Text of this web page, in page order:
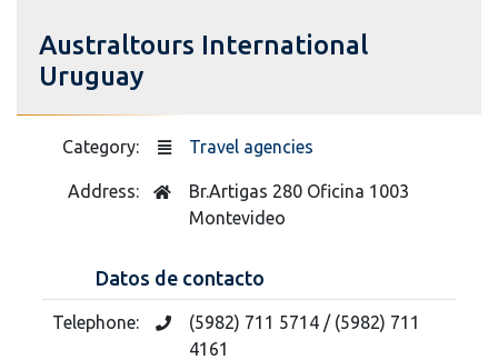
Australtours International
Uruguay
Category: Travel agencies
Address:
Br.Artigas 280 Oficina 1003
Montevideo
Datos de contacto
Telephone:
(5982) 711 5714 / (5982) 711
4161